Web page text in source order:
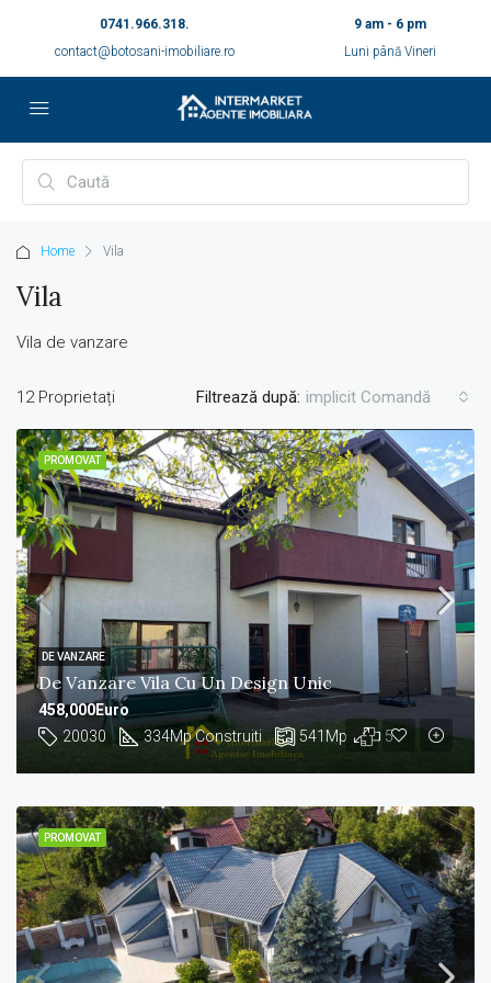
0741.966.318.
contact@botosani-imobiliare.ro
9 am - 6 pm
Luni până Vineri
Home Vila
Vila
Vila de vanzare
12 Proprietați Filtrează după: implicit Comandă
De Vanzare Vila Cu Un Design Unic
20030 334Mp Construiti 541 Mp 5
458,000Euro
DE VANZARE
PROMOVAT
PROMOVAT